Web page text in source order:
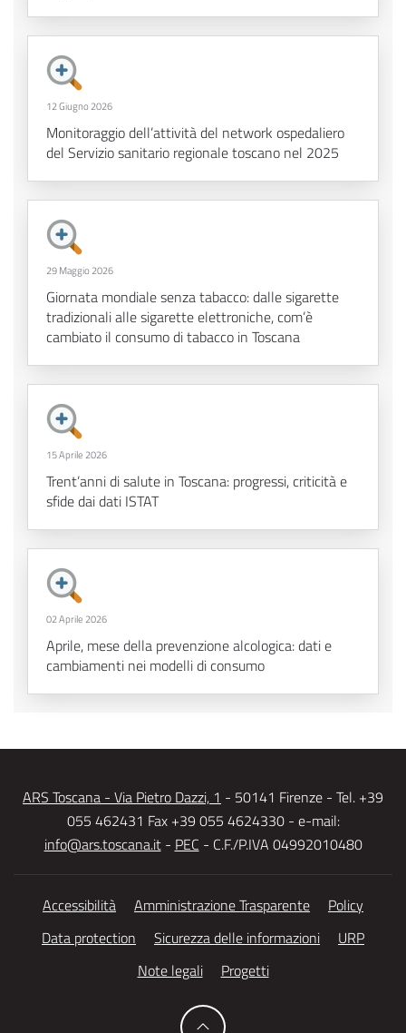
12 Giugno 2026
Monitoraggio dell’attività del network ospedaliero
del Servizio sanitario regionale toscano nel 2025
29 Maggio 2026
Giornata mondiale senza tabacco: dalle sigarette
tradizionali alle sigarette elettroniche, com’è
cambiato il consumo di tabacco in Toscana
15 Aprile 2026
Trent’anni di salute in Toscana: progressi, criticità e
sfide dai dati ISTAT
02 Aprile 2026
Aprile, mese della prevenzione alcologica: dati e
cambiamenti nei modelli di consumo
ARS Toscana - Via Pietro Dazzi, 1 - 50141 Firenze - Tel. +39
055 462431 Fax +39 055 4624330 - e-mail:
info@ars.toscana.it- PEC - C.F./P.IVA 04992010480
Accessibilità Amministrazione Trasparente
Policy
Data protection
Sicurezza delle informazioni
URP
Note legali
Progetti